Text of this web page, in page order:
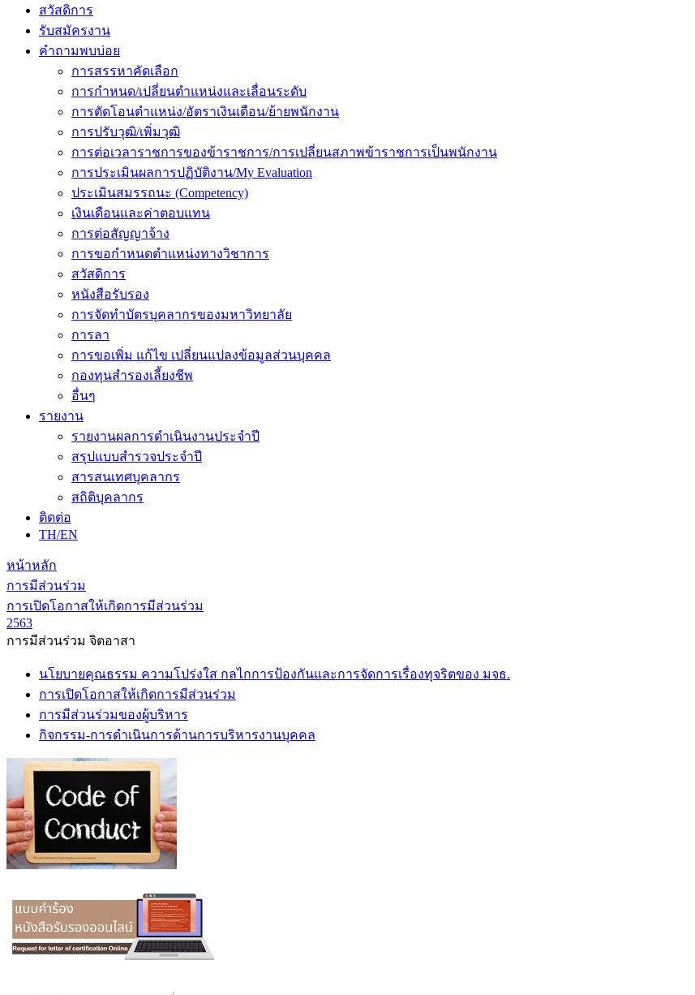
สวัสดิการ
รับสมัครงาน
คำถามพบบ่อย
การสรรหาคัดเลือก
การกำหนด/เปลี่ยนตำแหน่งและเลื่อนระดับ
การตัดโอนตำแหน่ง/อัตราเงินเดือน/ย้ายพนักงาน
การปรับวุฒิ/เพิ่มวุฒิ
การต่อเวลาราชการของข้าราชการ/การเปลี่ยนสภาพข้าราชการเป็นพนักงาน
การประเมินผลการปฏิบัติงาน/My Evaluation
ประเมินสมรรถนะ (Competency)
เงินเดือนและค่าตอบแทน
การต่อสัญญาจ้าง
การขอกำหนดตำแหน่งทางวิชาการ
สวัสดิการ
หนังสือรับรอง
การจัดทำบัตรบุคลากรของมหาวิทยาลัย
การลา
การขอเพิ่ม แก้ไข เปลี่ยนแปลงข้อมูลส่วนบุคคล
กองทุนสำรองเลี้ยงชีพ
อื่นๆ
รายงาน
รายงานผลการดำเนินงานประจำปี
สรุปแบบสำรวจประจำปี
สารสนเทศบุคลากร
สถิติบุคลากร
ติดต่อ
TH/EN
หน้าหลัก
การมีส่วนร่วม
การเปิดโอกาสให้เกิดการมีส่วนร่วม
2563
การมีส่วนร่วม จิตอาสา
นโยบายคุณธรรม ความโปร่งใส กลไกการป้องกันและการจัดการเรื่องทุจริตของ มจธ.
การเปิดโอกาสให้เกิดการมีส่วนร่วม
การมีส่วนร่วมของผู้บริหาร
กิจกรรม-การดำเนินการด้านการบริหารงานบุคคล